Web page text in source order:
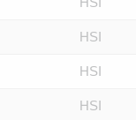
HSI
HSI
HSI